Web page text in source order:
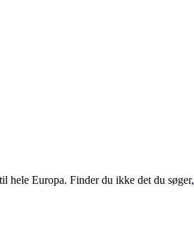
hele Europa. Finder du ikke det du søger,